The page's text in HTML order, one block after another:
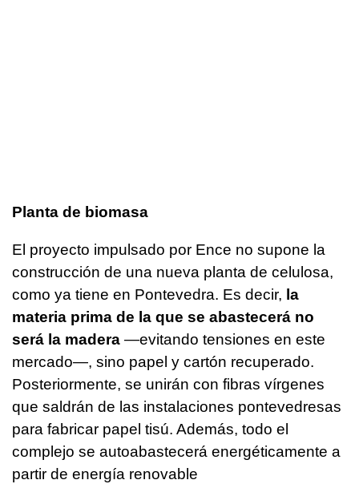
Planta de biomasa
El proyecto impulsado por Ence no supone la
construcción de una nueva planta de celulosa,
como ya tiene en Pontevedra. Es decir, la
materia prima de la que se abastecerá no
será la madera —evitando tensiones en este
mercado—, sino papel y cartón recuperado.
Posteriormente, se unirán con fibras vírgenes
que saldrán de las instalaciones pontevedresas
para fabricar papel tisú. Además, todo el
complejo se autoabastecerá energéticamente a
partir de energía renovable